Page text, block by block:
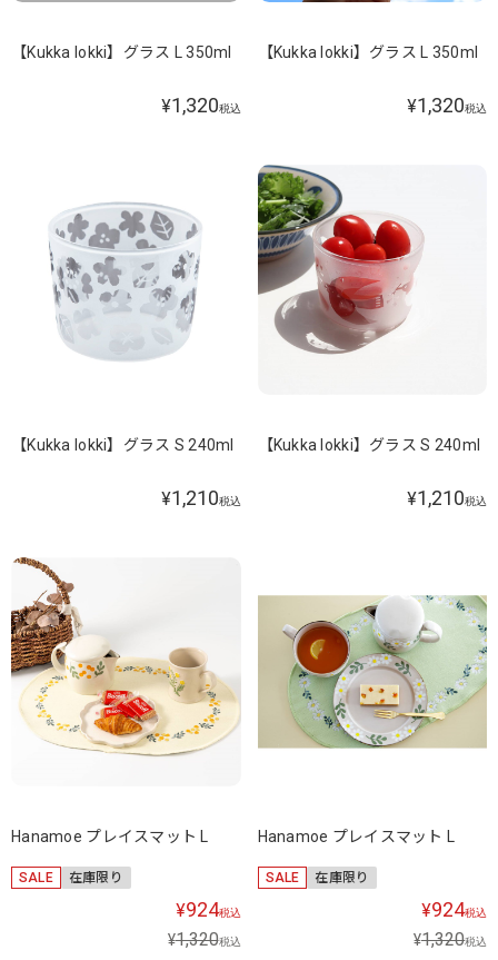
【Kukka lokki】グラス L 350ml
¥1,320税込
【Kukka lokki】グラス L 350ml
¥1,320税込
【Kukka lokki】グラス S 240ml
¥1,210税込
【Kukka lokki】グラス S 240ml
¥1,210税込
Hanamoe プレイスマット L
SALE 在庫限り
¥924税込
¥1,320税込
Hanamoe プレイスマット L
SALE 在庫限り
¥924税込
¥1,320税込